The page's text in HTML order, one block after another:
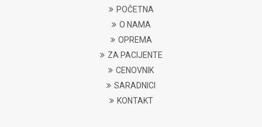
POČETNA
O NAMA
OPREMA
ZA PACIJENTE
CENOVNIK
SARADNICI
KONTAKT